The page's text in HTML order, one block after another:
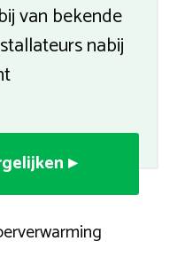
van bekende
nabij
▸